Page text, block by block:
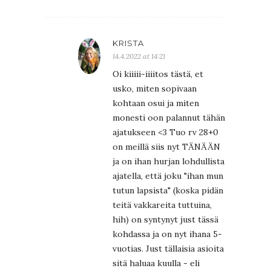
KRISTA
14.4.2022 at 14:21
Oi kiiiii-iiiitos tästä, et
usko, miten sopivaan
kohtaan osui ja miten
monesti oon palannut tähän
ajatukseen <3 Tuo rv 28+0
on meillä siis nyt TÄNÄÄN
ja on ihan hurjan lohdullista
ajatella, että joku "ihan mun
tutun lapsista" (koska pidän
teitä vakkareita tuttuina,
hih) on syntynyt just tässä
kohdassa ja on nyt ihana 5-
vuotias. Just tällaisia asioita
sitä haluaa kuulla - eli